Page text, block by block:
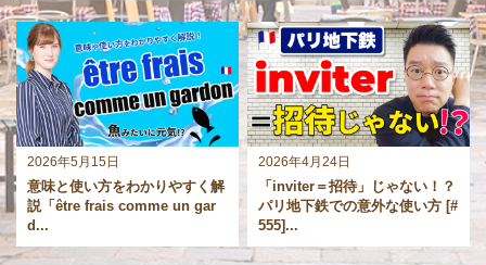
2026年5月15日
意味と使い方をわかりやすく解
説「être frais comme un gar
d...
2026年4月24日
「inviter＝招待」じゃない！？
パリ地下鉄での意外な使い方 [#
555]...